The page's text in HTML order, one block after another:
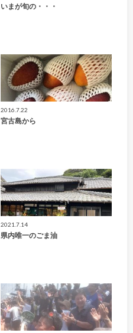
いまが旬の・・・
2016.7.22
宮古島から
2021.7.14
県内唯一のごま油